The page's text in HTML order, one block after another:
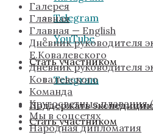
Telegram
Стать участником
Поддержать
YouTube
Telegram
Стать участником
Галерея
Главная
Главная — English
Дневник руководителя
Е.Ковалевского
Дневник руководителя
Ковалевского
Команда
Кругосветные плавания
Мы в соцсетях
Народная дипломатия